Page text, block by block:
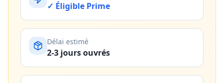
✓ Éligible Prime
Délai estimé
2-3 jours ouvrés